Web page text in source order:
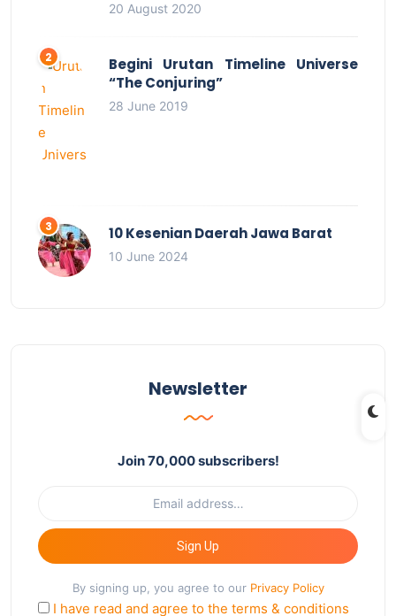
20 August 2020
Begini Urutan Timeline Universe
“The Conjuring”
28 June 2019
10 Kesenian Daerah Jawa Barat
10 June 2024
Newsletter
Join 70,000 subscribers!
Sign Up
By signing up, you agree to our Privacy Policy
I have read and agree to the terms & conditions